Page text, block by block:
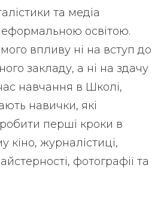
та медіа
освітою.
впливу ні на вступ до
закладу, а ні на здачу
навчання в Школі,
навички, які
перші кроки в
кіно, журналістиці,
фотографії та